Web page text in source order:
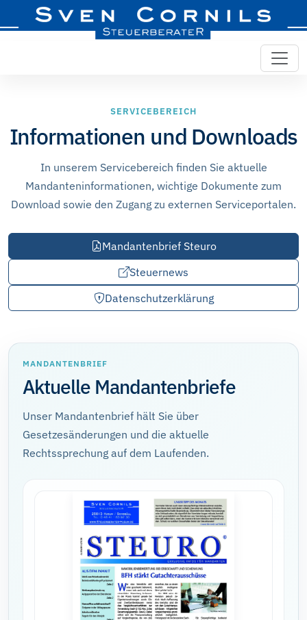
SERVICEBEREICH
Informationen und Downloads
In unserem Servicebereich finden Sie aktuelle
Mandanteninformationen, wichtige Dokumente zum
Download sowie den Zugang zu externen Serviceportalen.
Mandantenbrief Steuro
Steuernews
Datenschutzerklärung
MANDANTENBRIEF
Aktuelle Mandantenbriefe
Unser Mandantenbrief hält Sie über
Gesetzesänderungen und die aktuelle
Rechtssprechung auf dem Laufenden.